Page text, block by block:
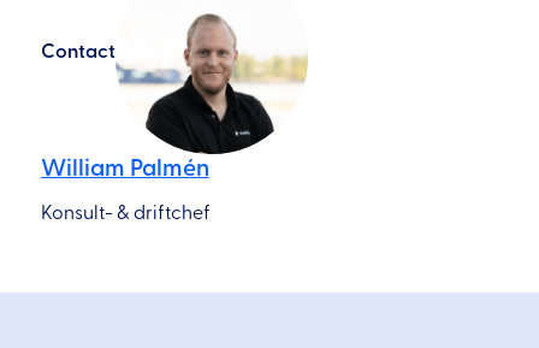
Contact
William Palmén
Konsult- & driftchef